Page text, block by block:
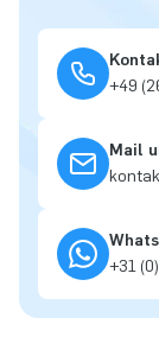
+49
Mail
+31